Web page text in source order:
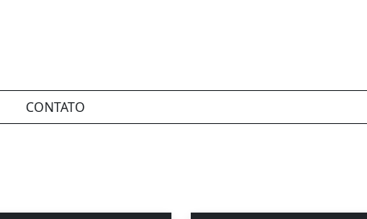
CONTATO